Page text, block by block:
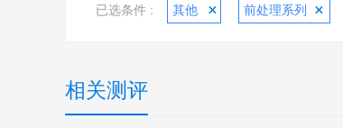
已选条件 : 其他 前处理系列
相关测评